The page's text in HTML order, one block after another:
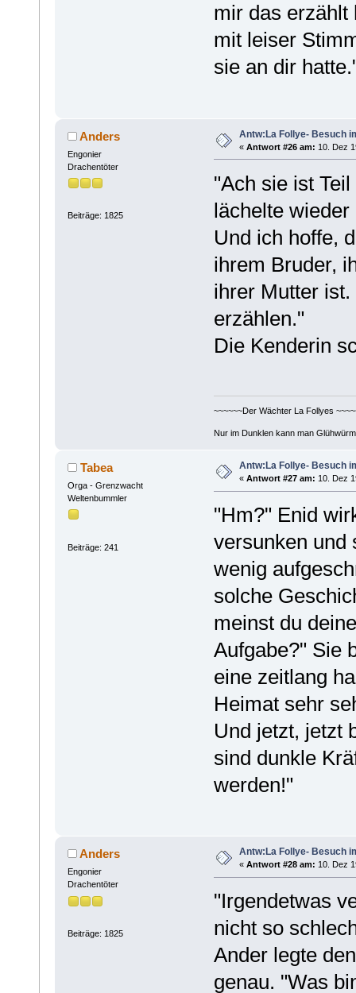
mir das erzählt
mit leiser
sie an dir
Anders
Engonier
Drachentöter
Beiträge: 1825
Antw:La Follye- Besuch
« Antwort #26 am: 10. Dez
"Ach sie ist
lächelte
Und ich hoffe,
ihrem Bruder,
ihrer Mutter
erzählen."
Die Kenderin
~~~~~~Der Wächter La Follyes
Nur im Dunklen kann man
Tabea
Orga - Grenzwacht
Weltenbummler
Beiträge: 241
Antw:La Follye- Besuch
« Antwort #27 am: 10. Dez
"Hm?" Enid
versunken und
wenig
solche
meinst du
Aufgabe?" Sie
eine zeitlang
Heimat sehr
Und jetzt, jetzt
sind dunkle
werden!"
Anders
Engonier
Drachentöter
Beiträge: 1825
Antw:La Follye- Besuch
« Antwort #28 am: 10. Dez
"Irgendetwas
nicht so
Ander legte
genau. "Was